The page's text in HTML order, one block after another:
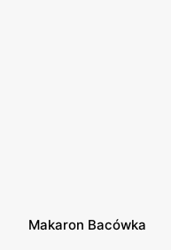
Makaron Bacówka